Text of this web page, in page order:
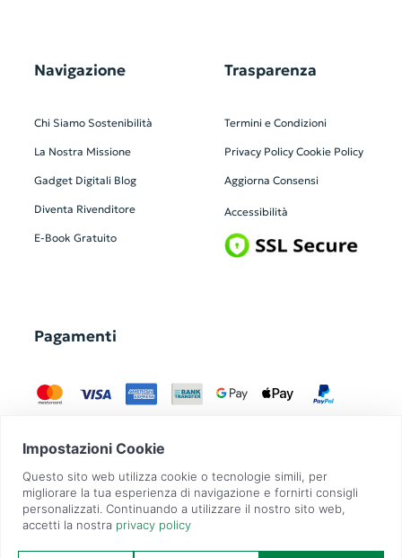
Navigazione
Chi Siamo Sostenibilità
La Nostra Missione
Gadget Digitali Blog
Diventa Rivenditore
E-Book Gratuito
Trasparenza
Termini e Condizioni
Privacy Policy Cookie Policy
Aggiorna Consensi
Accessibilità
Pagamenti
GadgetZilla è un Brand di Overbi S.r.l.| realizzato con Contit
| © 2026 Tutti
i diritti riservati | P.IVA: 09351560967